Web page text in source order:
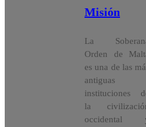
Misión
La
Orden de
es una de las
antiguas
instituciones
la
occidental